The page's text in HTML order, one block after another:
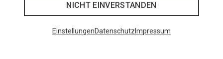
NICHT EINVERSTANDEN
EinstellungenDatenschutz Impressum